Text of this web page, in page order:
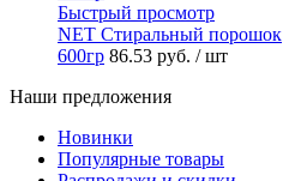
Быстрый просмотр
NET Стиральный порошок
600гр 86.53 руб. / шт
Наши предложения
Новинки
Популярные товары